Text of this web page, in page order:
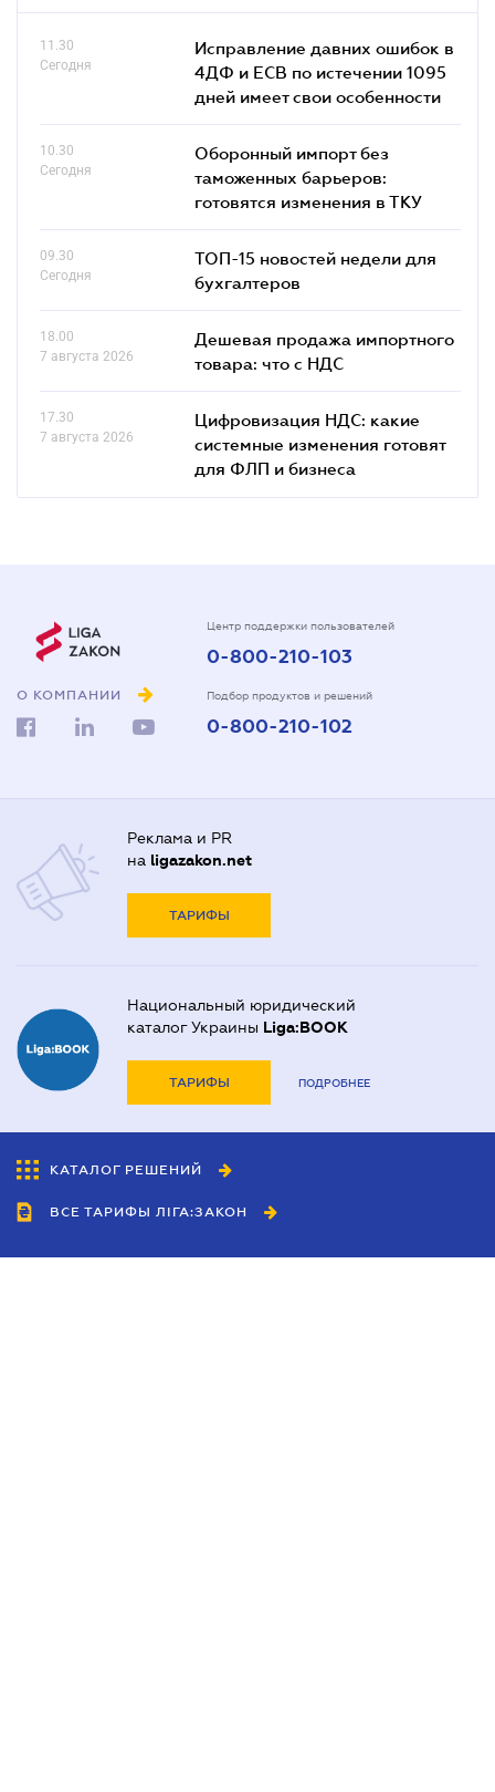
11.30
Сегодня
Исправление давних ошибок в
4ДФ и ЕСВ по истечении 1095
дней имеет свои особенности
10.30
Сегодня
Оборонный импорт без
таможенных барьеров:
готовятся изменения в ТКУ
09.30
Сегодня
ТОП-15 новостей недели для
бухгалтеров
18.00
7 августа 2026
Дешевая продажа импортного
товара: что c НДС
17.30
7 августа 2026
Цифровизация НДС: какие
системные изменения готовят
для ФЛП и бизнеса
О КОМПАНИИ
Центр поддержки пользователей
0-800-210-103
Подбор продуктов и решений
0-800-210-102
Реклама и PR
на ligazakon.net
ТАРИФЫ
Национальный юридический
каталог Украины Liga:BOOK
ТАРИФЫ ПОДРОБНЕЕ
КАТАЛОГ РЕШЕНИЙ
ВСЕ ТАРИФЫ ЛІГА:ЗАКОН